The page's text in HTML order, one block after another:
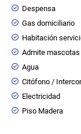
Despensa
Gas domiciliario
Habitación
Admite mascotas
Agua
Citófono /
Electricidad
Piso Madera